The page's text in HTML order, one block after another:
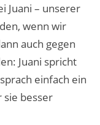
Juani – unserer
wenn wir
auch gegen
Juani spricht
einfach ein
sie besser